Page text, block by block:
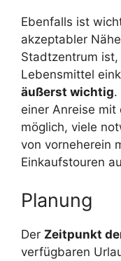
Ebenfalls ist
akzeptabler
Stadtzentrum
Lebensmittel
äußerst wichtig.
einer Anreise
möglich, viele
von vorneherein
Einkaufstouren
Planung
Der Zeitpunkt
verfügbaren